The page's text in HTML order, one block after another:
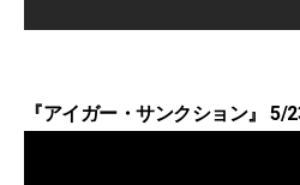
『アイガー・サンクション』 5/